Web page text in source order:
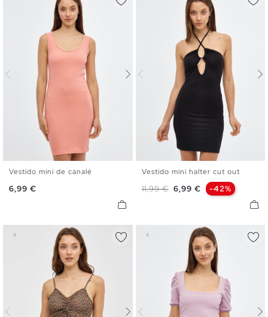
Vestido mini de canalé
Precio
6,99 €
Vestido mini halter cut out
Precio base
11,99 € Precio
6,99 € -42%